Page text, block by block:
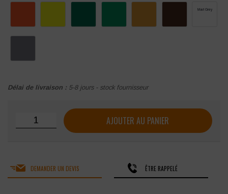
Marl Grey
Délai de livraison : 5-8 jours - stock fournisseur
quantité de Veste softshell homme Kariban
AJOUTER AU PANIER
DEMANDER UN DEVIS ÊTRE RAPPELÉ